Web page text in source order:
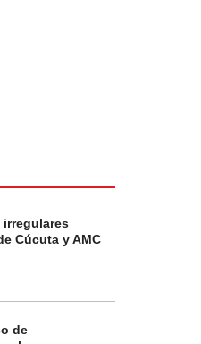
Cúcuta y AMC
de